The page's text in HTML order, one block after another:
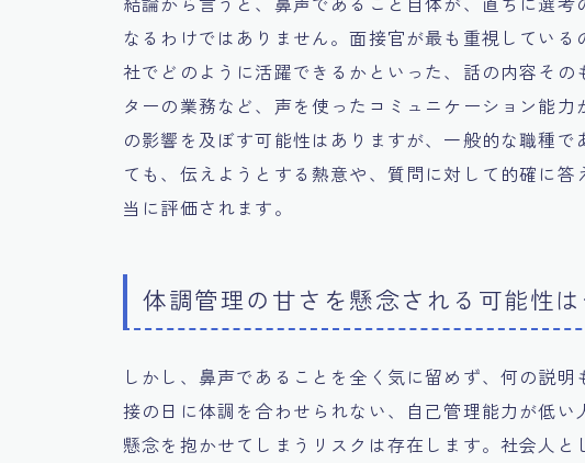
なるわけではありません。面接官が最も重視してい
社でどのように活躍できるかといった、話の内容そ
ターの業務など、声を使ったコミュニケーション能
の影響を及ぼす可能性はありますが、一般的な職種
ても、伝えようとする熱意や、質問に対して的確に
当に評価されます。
体調管理の甘さを懸念される可能性
しかし、鼻声であることを全く気に留めず、何の説
接の日に体調を合わせられない、自己管理能力が低
懸念を抱かせてしまうリスクは存在します。社会人